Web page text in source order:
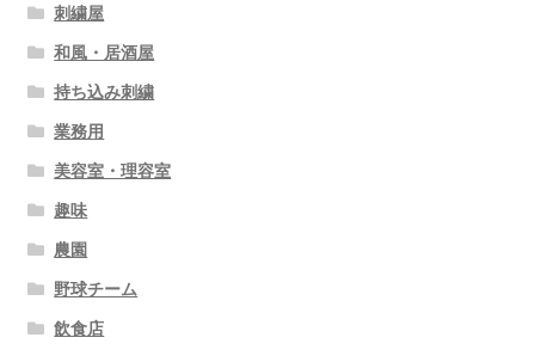
刺繍屋
和風・居酒屋
持ち込み刺繍
業務用
美容室・理容室
趣味
農園
野球チーム
飲食店